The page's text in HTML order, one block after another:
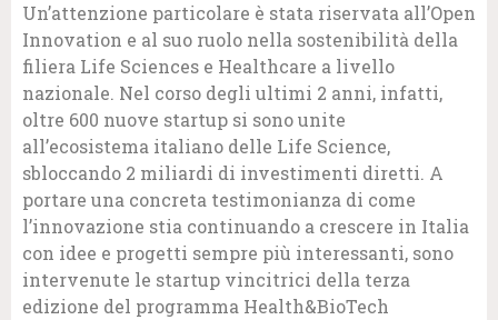
Un’attenzione particolare è stata riservata all’Open
Innovation e al suo ruolo nella sostenibilità della
filiera Life Sciences e Healthcare a livello
nazionale. Nel corso degli ultimi 2 anni, infatti,
oltre 600 nuove startup si sono unite
all’ecosistema italiano delle Life Science,
sbloccando 2 miliardi di investimenti diretti. A
portare una concreta testimonianza di come
l’innovazione stia continuando a crescere in Italia
con idee e progetti sempre più interessanti, sono
intervenute le startup vincitrici della terza
edizione del programma Health&BioTech